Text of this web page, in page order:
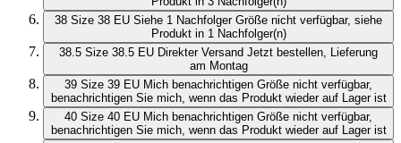
38 Size 38 EU Siehe 1 Nachfolger Größe nicht verfügbar, siehe
Produkt in 1 Nachfolger(n)
38.5 Size 38.5 EU Direkter Versand Jetzt bestellen, Lieferung
am Montag
39 Size 39 EU Mich benachrichtigen Größe nicht verfügbar,
benachrichtigen Sie mich, wenn das Produkt wieder auf Lager ist
40 Size 40 EU Mich benachrichtigen Größe nicht verfügbar,
benachrichtigen Sie mich, wenn das Produkt wieder auf Lager ist